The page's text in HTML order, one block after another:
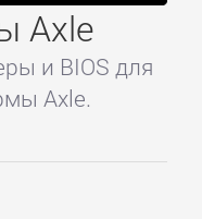
Axle
и BIOS для
Axle.